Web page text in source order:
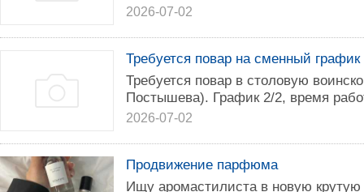
2026-07-02
Требуется повар на сменный график
Требуется повар в столовую
Постышева). График 2/2, время
2026-07-02
Продвижение парфюма
Ищу аромастилиста в новую